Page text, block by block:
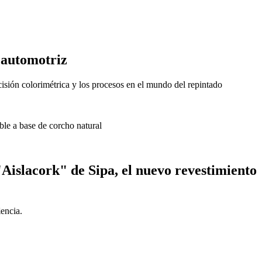
colorimétrica y los procesos en el mundo del repintado
de Sipa, el nuevo revestimiento